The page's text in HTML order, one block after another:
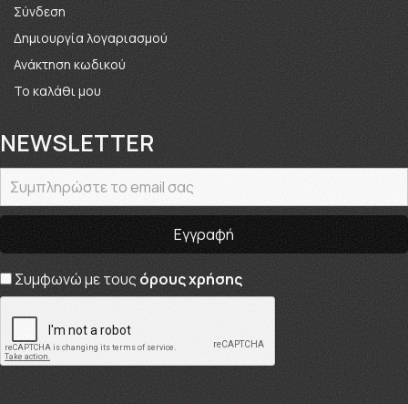
Σύνδεση
Δημιουργία λογαριασμού
Ανάκτηση κωδικού
Το καλάθι μου
NEWSLETTER
Συμφωνώ με τουςόρους χρήσης